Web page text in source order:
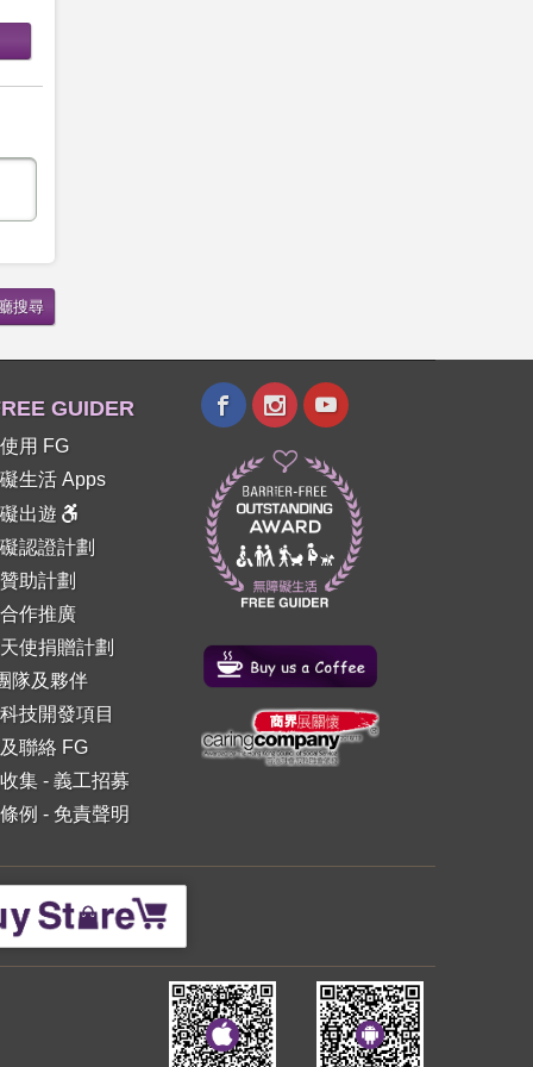
GUIDER
用 FG
生活 Apps
出遊
認證計劃
助計劃
作推廣
使捐贈計劃
隊及夥伴
技開發項目
聯絡 FG
集- 義工招募
例 - 免責聲明